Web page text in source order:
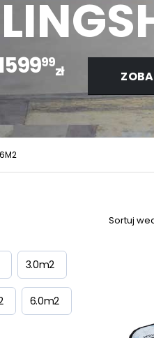
99
zł
Sortuj
3.0m2
6.0m2